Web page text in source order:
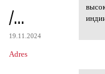
/...
19.11.2024
Adres